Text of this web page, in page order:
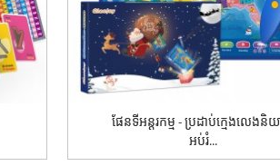
ផែនទីអន្តរកម្ម - ប្រដាប់ក្មេងលេងនិ
អប់រំ...